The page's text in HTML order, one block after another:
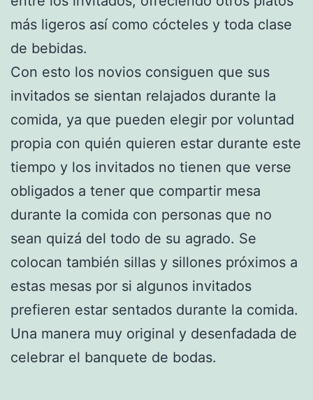
más ligeros así como cócteles y toda clase
de bebidas.
Con esto los novios consiguen que sus
invitados se sientan relajados durante la
comida, ya que pueden elegir por voluntad
propia con quién quieren estar durante este
tiempo y los invitados no tienen que verse
obligados a tener que compartir mesa
durante la comida con personas que no
sean quizá del todo de su agrado. Se
colocan también sillas y sillones próximos a
estas mesas por si algunos invitados
prefieren estar sentados durante la comida.
Una manera muy original y desenfadada de
celebrar el banquete de bodas.